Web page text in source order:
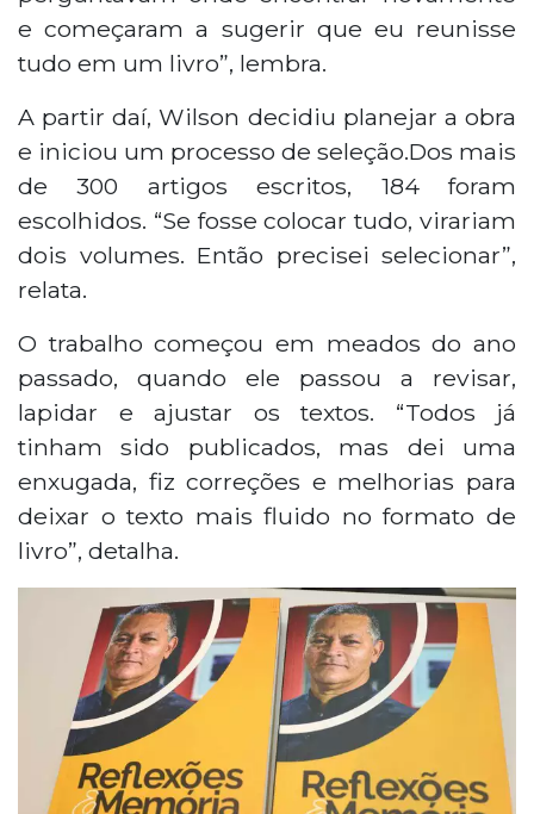
e começaram a sugerir que eu reunisse
tudo em um livro”, lembra.
A partir daí, Wilson decidiu planejar a obra
e iniciou um processo de seleção.Dos mais
de 300 artigos escritos, 184 foram
escolhidos. “Se fosse colocar tudo, virariam
dois volumes. Então precisei selecionar”,
relata.
O trabalho começou em meados do ano
passado, quando ele passou a revisar,
lapidar e ajustar os textos. “Todos já
tinham sido publicados, mas dei uma
enxugada, fiz correções e melhorias para
deixar o texto mais fluido no formato de
livro”, detalha.